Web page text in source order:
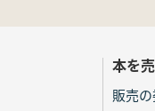
本を
販売